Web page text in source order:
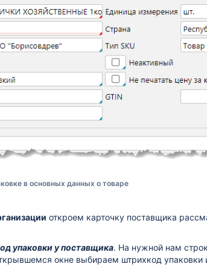
в основных данных о товаре
откроем карточку поставщика
упаковки у поставщика. На нужной нам
окне выбираем штрихкод упаковки